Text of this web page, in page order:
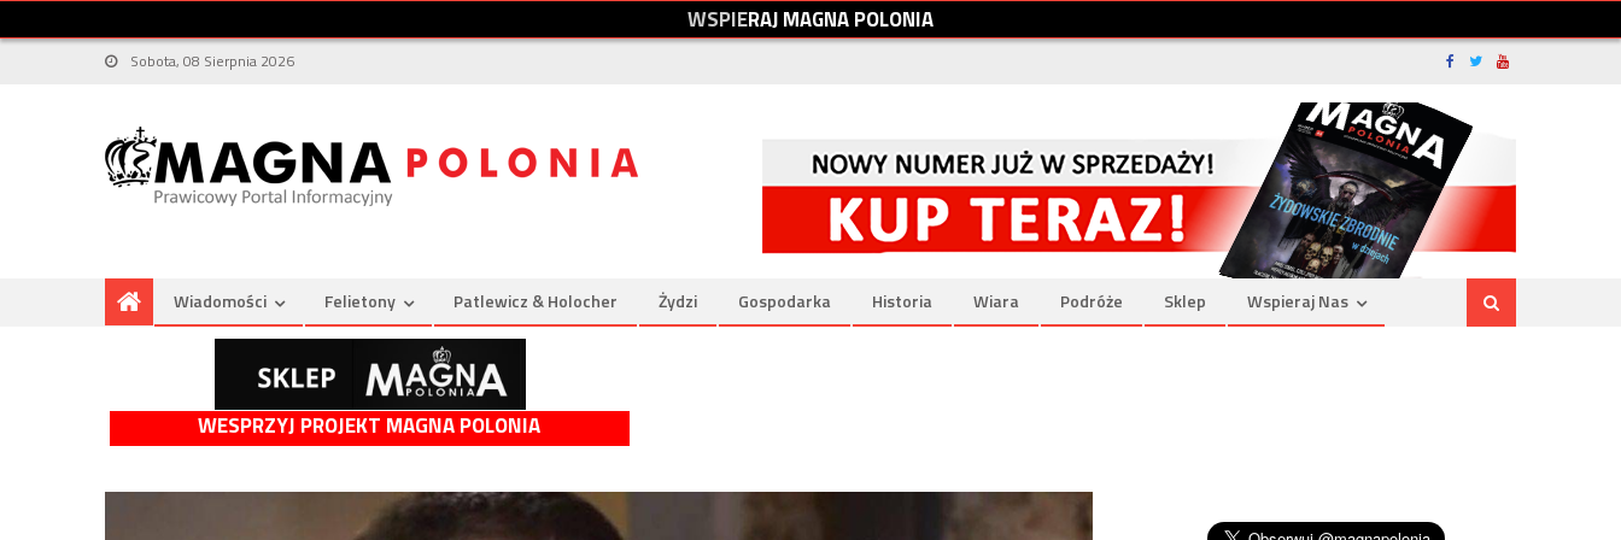
WSPIERAJMAGNAPOLONIA
Sobota, 08 Sierpnia 2026
Wiadomości Felietony Patlewicz & Holocher Żydzi Gospodarka Historia Wiara Podróże Sklep Wspieraj Nas
WESPRZYJ PROJEKT MAGNA POLONIA